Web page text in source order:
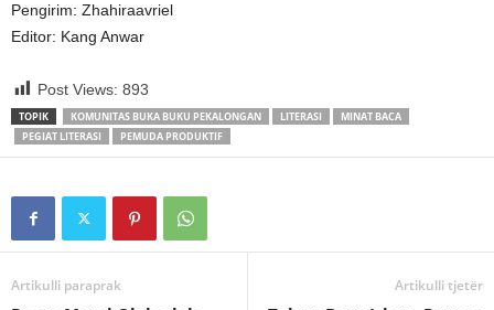
Pengirim: Zhahiraavriel
Editor: Kang Anwar
Post Views: 893
TOPIK KOMUNITAS BUKA BUKU PEKALONGAN LITERASI
MINAT BACA
PEGIAT LITERASI
PEMUDA PRODUKTIF
Artikulli paraprak Artikulli tjetër